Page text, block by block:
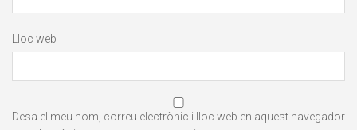
Lloc web
Desa el meu nom, correu electrònic i lloc web en aquest navegador